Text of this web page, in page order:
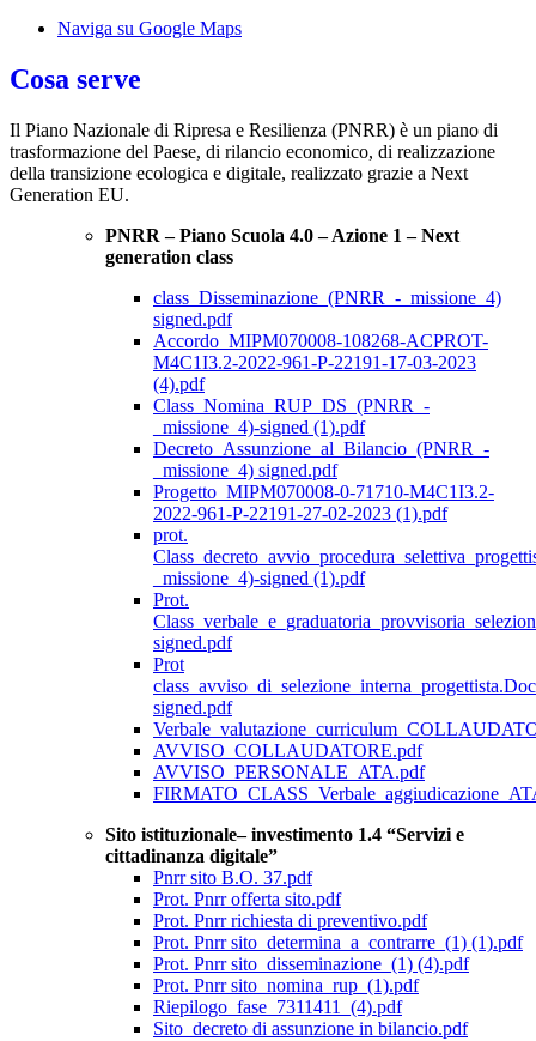
Naviga su Google Maps
Cosa serve
Il Piano Nazionale di Ripresa e Resilienza (PNRR) è un piano di
trasformazione del Paese, di rilancio economico, di realizzazione
della transizione ecologica e digitale, realizzato grazie a Next
Generation EU.
PNRR – Piano Scuola 4.0 – Azione 1 – Next
generation class
class_Disseminazione_(PNRR_-_missione_4)
signed.pdf
Accordo_MIPM070008-108268-ACPROT-
M4C1I3.2-2022-961-P-22191-17-03-2023
(4).pdf
Class_Nomina_RUP_DS_(PNRR_-
_missione_4)-signed (1).pdf
Decreto_Assunzione_al_Bilancio_(PNRR_-
_missione_4) signed.pdf
Progetto_MIPM070008-0-71710-M4C1I3.2-
2022-961-P-22191-27-02-2023 (1).pdf
prot.
_missione_4)-signed (1).pdf
Prot.
signed.pdf
Prot
signed.pdf
AVVISO_COLLAUDATORE.pdf
AVVISO_PERSONALE_ATA.pdf
Sito istituzionale– investimento 1.4 “Servizi e
cittadinanza digitale”
Pnrr sito B.O. 37.pdf
Prot. Pnrr offerta sito.pdf
Prot. Pnrr richiesta di preventivo.pdf
Prot. Pnrr sito_determina_a_contrarre_(1) (1).pdf
Prot. Pnrr sito_disseminazione_(1) (4).pdf
Prot. Pnrr sito_nomina_rup_(1).pdf
Riepilogo_fase_7311411_(4).pdf
Sito_decreto di assunzione in bilancio.pdf